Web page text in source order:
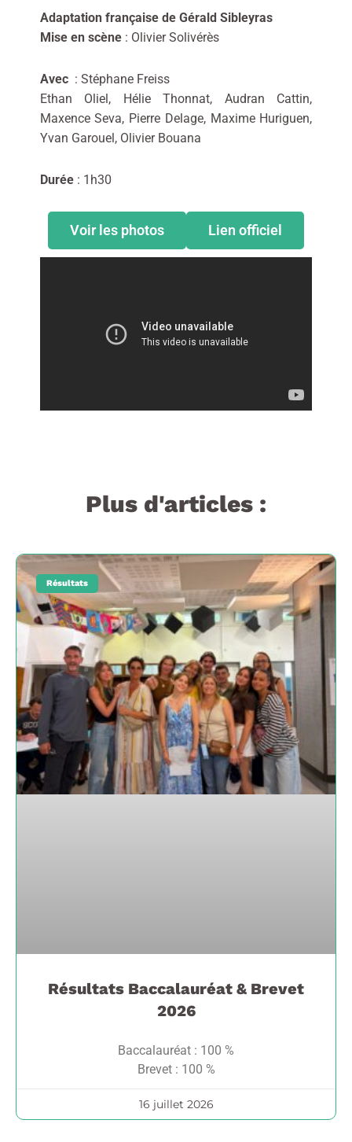
Adaptation française de Gérald Sibleyras
Mise en scène: Olivier Solivérès
Avec: Stéphane Freiss
Ethan Oliel, Hélie Thonnat, Audran Cattin,
Maxence Seva, Pierre Delage, Maxime Huriguen,
Yvan Garouel, Olivier Bouana
Durée: 1h30
Voir les photos Lien officiel
Plus d'articles :
Résultats
Résultats Baccalauréat & Brevet
2026
Baccalauréat : 100 %
Brevet : 100 %
16 juillet 2026